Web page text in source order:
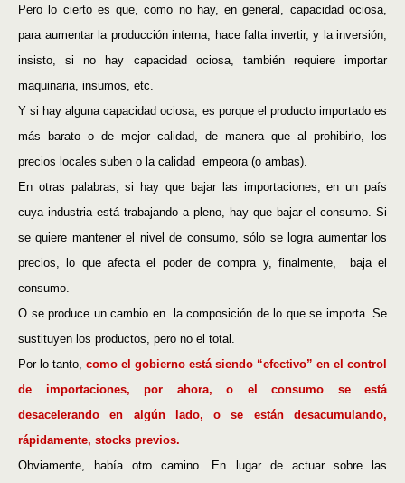
Pero lo cierto es que, como no hay, en general, capacidad ociosa,
para aumentar la producción interna, hace falta invertir, y la inversión,
insisto, si no hay capacidad ociosa, también requiere importar
maquinaria, insumos, etc.
Y si hay alguna capacidad ociosa, es porque el producto importado es
más barato o de mejor calidad, de manera que al prohibirlo, los
precios locales suben o la calidad empeora (o ambas).
En otras palabras, si hay que bajar las importaciones, en un país
cuya industria está trabajando a pleno, hay que bajar el consumo. Si
se quiere mantener el nivel de consumo, sólo se logra aumentar los
precios, lo que afecta el poder de compra y, finalmente,
baja el
consumo.
O se produce un cambio en
la composición de lo que se importa. Se
sustituyen los productos, pero no el total.
Por lo tanto, como el gobierno está siendo “efectivo” en el control
de importaciones, por ahora, o el consumo se está
desacelerando en algún lado, o se están desacumulando,
rápidamente, stocks previos.
Obviamente, había otro camino. En lugar de actuar sobre las